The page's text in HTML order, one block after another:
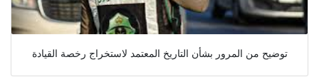
توضيح من المرور بشأن التاريخ المعتمد لاستخراج رخصة القيادة